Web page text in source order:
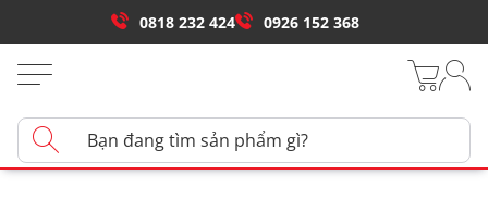
0818 232 424 0926 152 368